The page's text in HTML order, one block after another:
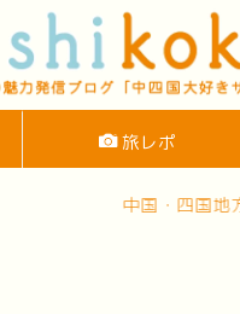
旅レポ
中国・四国地方の観光スポ